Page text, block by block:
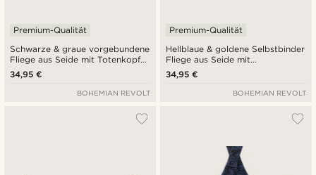
Schwarze & graue vorgebundene
Fliege aus Seide mit Totenkopf-
Paisleymuster
Premium-Qualität
34,95 €
BOHEMIAN REVOLT
Hellblaue & goldene Selbstbinder
Fliege aus Seide mit
Paisleymuster
Premium-Qualität
34,95 €
BOHEMIAN REVOLT